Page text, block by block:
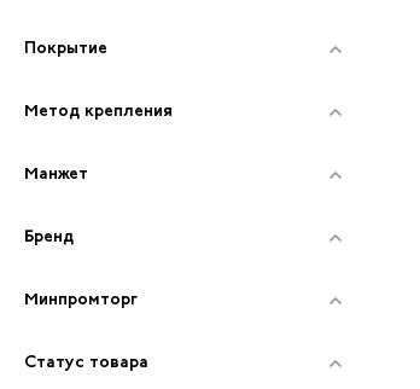
Покрытие
Метод крепления
Манжет
Бренд
Минпромторг
Статус товара